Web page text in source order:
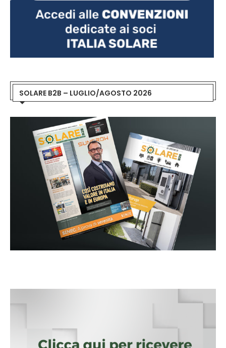
SOLARE B2B – LUGLIO/AGOSTO 2026